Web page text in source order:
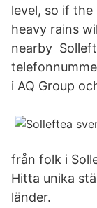
level, so if
heavy rains
nearby
i AQ Group
från folk i
Hitta unika
länder.